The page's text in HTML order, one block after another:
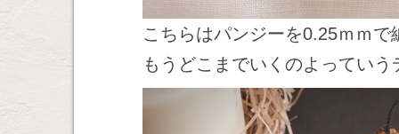
こちらはパンジーを0.25ｍｍで
もうどこまでいくのよっていう